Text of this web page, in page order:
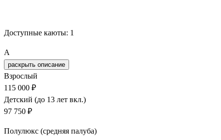
Доступные каюты: 1
A
раскрыть описание
Взрослый
115 000 ₽
Детский (до 13 лет вкл.)
97 750 ₽
Полулюкс (средняя палуба)